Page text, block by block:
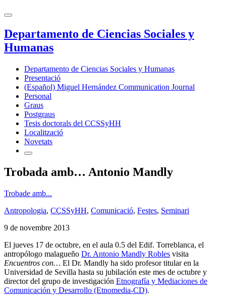
Departamento de Ciencias Sociales y
Humanas
Departamento de Ciencias Sociales y Humanas
Presentació
(Español) Miguel Hernández Communication Journal
Personal
Graus
Postgraus
Tesis doctorals del CCSSyHH
Localització
Novetats
Trobada amb… Antonio Mandly
Trobade amb...
Antropologia, CCSSyHH, Comunicació, Festes, Seminari
9 de novembre 2013
El jueves 17 de octubre, en el aula 0.5 del Edif. Torreblanca, el
antropólogo malagueño Dr. Antonio Mandly Robles visita
Encuentros con… El Dr. Mandly ha sido profesor titular en la
Universidad de Sevilla hasta su jubilación este mes de octubre y
director del grupo de investigación Etnografía y Mediaciones de
Comunicación y Desarrollo (Etnomedia-CD).